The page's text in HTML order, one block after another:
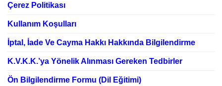
Çerez Politikası
Kullanım Koşulları
İptal, İade Ve Cayma Hakkı Hakkında Bilgilendirme
K.V.K.K.’ya Yönelik Alınması Gereken Tedbirler
Ön Bilgilendirme Formu (Dil Eğitimi)